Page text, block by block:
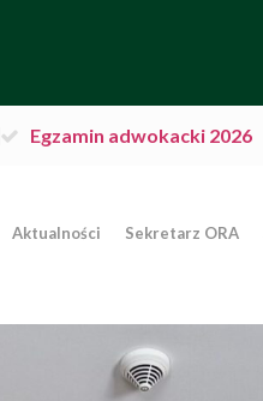
Egzamin adwokacki 2026
Aktualności Sekretarz ORA